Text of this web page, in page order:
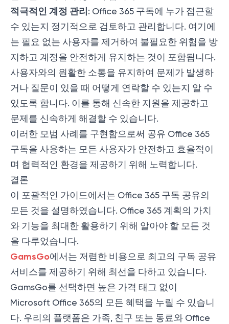
적극적인 계정 관리 : Office 365 구독에 누가 접근할
수 있는지 정기적으로 검토하고 관리합니다. 여기에
는 필요 없는 사용자를 제거하여 불필요한 위험을 방
지하고 계정을 안전하게 유지하는 것이 포함됩니다.
사용자와의 원활한 소통을 유지하여 문제가 발생하
거나 질문이 있을 때 어떻게 연락할 수 있는지 알 수
있도록 합니다. 이를 통해 신속한 지원을 제공하고
문제를 신속하게 해결할 수 있습니다.
이러한 모범 사례를 구현함으로써 공유 Office 365
구독을 사용하는 모든 사용자가 안전하고 효율적이
며 협력적인 환경을 제공하기 위해 노력합니다.
결론
이 포괄적인 가이드에서는 Office 365 구독 공유의
모든 것을 설명하였습니다. Office 365 계획의 가치
와 기능을 최대한 활용하기 위해 알아야 할 모든 것
을 다루었습니다.
GamsGo에서는 저렴한 비용으로 최고의 구독 공유
서비스를 제공하기 위해 최선을 다하고 있습니다.
GamsGo를 선택하면 높은 가격 태그 없이
Microsoft Office 365의 모든 혜택을 누릴 수 있습니
다. 우리의 플랫폼은 가족, 친구 또는 동료와 Office